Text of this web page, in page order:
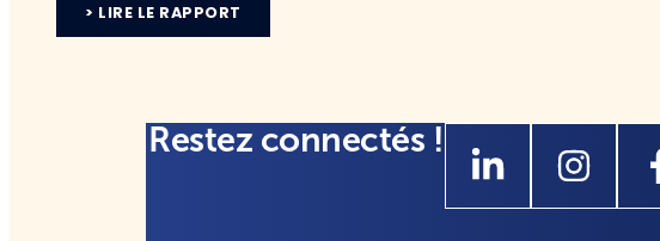
> LIRE LE RAPPORT
Restez connectés !